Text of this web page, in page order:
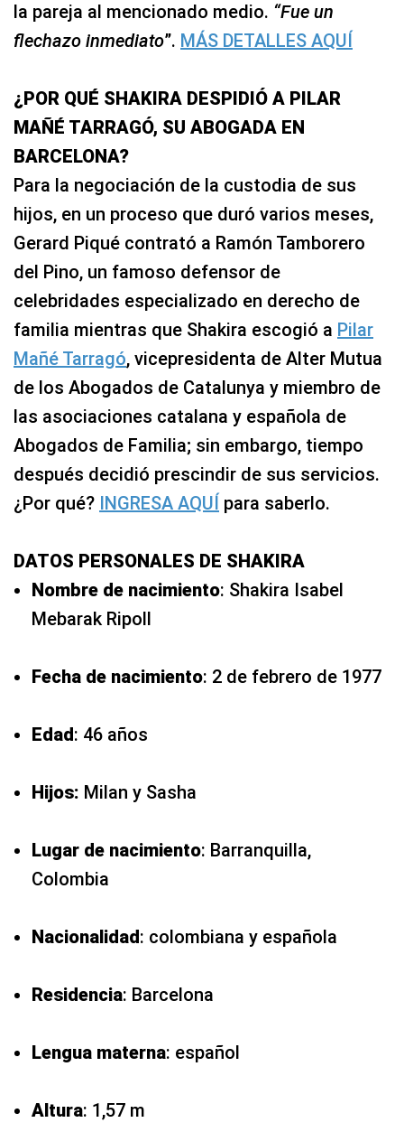
la pareja al mencionado medio. “Fue un
flechazo inmediato”. MÁS DETALLES AQUÍ
¿POR QUÉ SHAKIRA DESPIDIÓ A PILAR
MAÑÉ TARRAGÓ, SU ABOGADA EN
BARCELONA?
Para la negociación de la custodia de sus
hijos, en un proceso que duró varios meses,
Gerard Piqué contrató a Ramón Tamborero
del Pino, un famoso defensor de
celebridades especializado en derecho de
familia mientras que Shakira escogió a Pilar
Mañé Tarragó, vicepresidenta de Alter Mutua
de los Abogados de Catalunya y miembro de
las asociaciones catalana y española de
Abogados de Familia; sin embargo, tiempo
después decidió prescindir de sus servicios.
¿Por qué? INGRESA AQUÍ para saberlo.
DATOS PERSONALES DE SHAKIRA
Nombre de nacimiento: Shakira Isabel
Mebarak Ripoll
Fecha de nacimiento: 2 de febrero de 1977
Edad : 46 años
Hijos: Milan y Sasha
Lugar de nacimiento: Barranquilla,
Colombia
Nacionalidad : colombiana y española
Residencia: Barcelona
Lengua materna: español
Altura: 1,57 m